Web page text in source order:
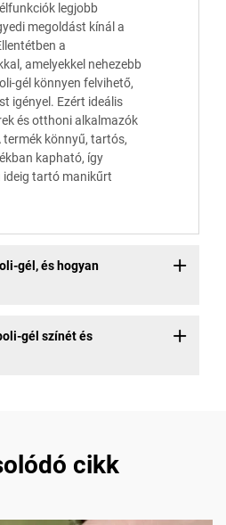
legjobb
megoldást kínál a
a
amelyekkel nehezebb
gél könnyen felvihető,
igényel. Ezért ideális
és otthoni alkalmazók
könnyű, tartós,
kapható, így
ideig tartó manikűrt
gél, és hogyan
gél színét és
cikk